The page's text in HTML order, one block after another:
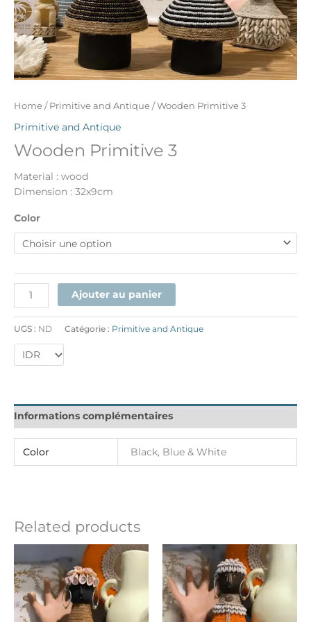
Home / Primitive and Antique / Wooden Primitive 3
Primitive and Antique
Wooden Primitive 3
Material : wood
Dimension : 32x9cm
Color
Ajouter au panier
UGS : ND Catégorie : Primitive and Antique
Informations complémentaires
Color Black, Blue & White
Related products
Ce
produit
a
plusieurs
variations.
Ce
produit
a